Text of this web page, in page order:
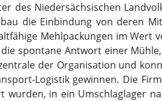
des Niedersächsischen
die Einbindung von deren
Mehlpackungen im Wert
spontane Antwort einer
der Organisation und
Logistik gewinnen. Die
in ein Umschlaglager